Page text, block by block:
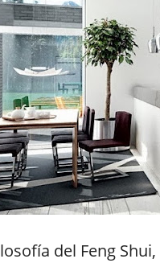
del Feng Shui,